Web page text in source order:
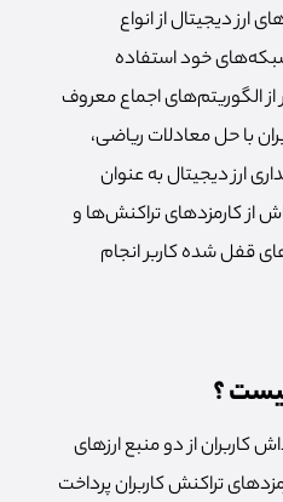
دیجیتال از انواع
شبکه‌های خود استفاده
الگوریتم‌های اجماع معروف
با حل معادلات ریاضی،
ارز دیجیتال به عنوان
از کارمزدهای تراکنش‌ها و
قفل شده کاربر انجام
؟
کاربران از دو منبع ارزهای
تراکنش کاربران پرداخت